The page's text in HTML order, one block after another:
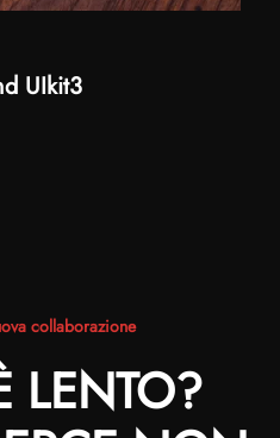
UIkit3
collaborazione
LENTO?